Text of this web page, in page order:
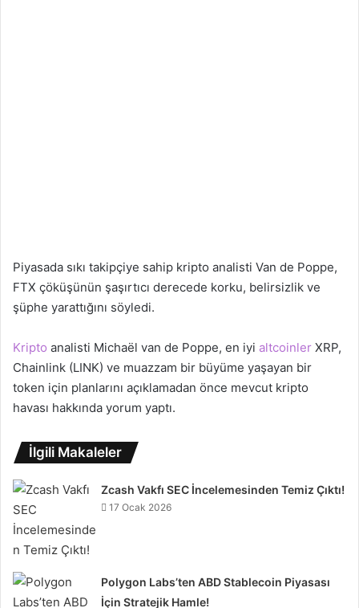
Piyasada sıkı takipçiye sahip kripto analisti Van de Poppe,
FTX çöküşünün şaşırtıcı derecede korku, belirsizlik ve
şüphe yarattığını söyledi.
Kripto analisti Michaël van de Poppe, en iyi altcoinler XRP,
Chainlink (LINK) ve muazzam bir büyüme yaşayan bir
token için planlarını açıklamadan önce mevcut kripto
havası hakkında yorum yaptı.
İlgili Makaleler
Zcash Vakfı SEC İncelemesinden Temiz Çıktı!
17 Ocak 2026
Polygon Labs’ten ABD Stablecoin Piyasası
İçin Stratejik Hamle!